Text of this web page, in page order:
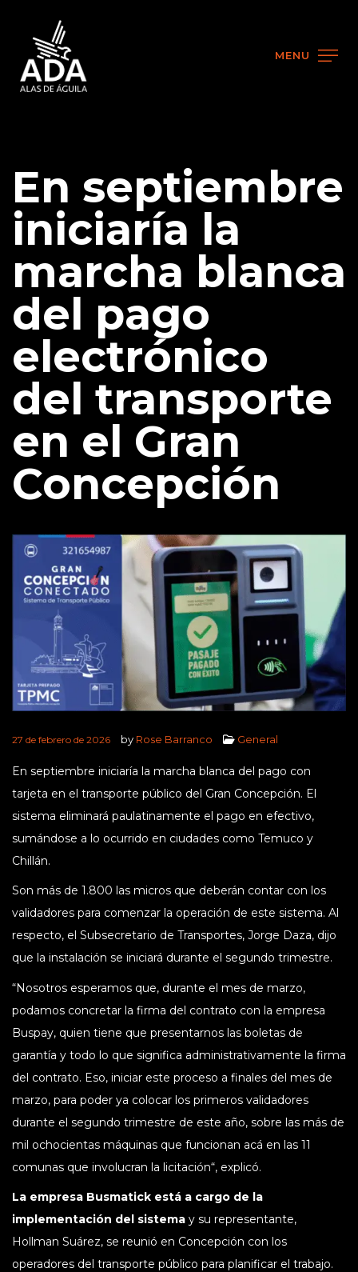
MENU
En septiembre
iniciaría la
marcha blanca
del pago
electrónico
del transporte
en el Gran
Concepción
27 de febrero de 2026 by Rose Barranco General
En septiembre iniciaría la marcha blanca del pago con
tarjeta en el transporte público del Gran Concepción. El
sistema eliminará paulatinamente el pago en efectivo,
sumándose a lo ocurrido en ciudades como Temuco y
Chillán.
Son más de 1.800 las micros que deberán contar con los
validadores para comenzar la operación de este sistema. Al
respecto, el Subsecretario de Transportes, Jorge Daza, dijo
que la instalación se iniciará durante el segundo trimestre.
“Nosotros esperamos que, durante el mes de marzo,
podamos concretar la firma del contrato con la empresa
Buspay, quien tiene que presentarnos las boletas de
garantía y todo lo que significa administrativamente la firma
del contrato. Eso, iniciar este proceso a finales del mes de
marzo, para poder ya colocar los primeros validadores
durante el segundo trimestre de este año, sobre las más de
mil ochocientas máquinas que funcionan acá en las 11
comunas que involucran la licitación“, explicó.
La empresa Busmatick está a cargo de la
implementación del sistema y su representante,
Hollman Suárez, se reunió en Concepción con los
operadores del transporte público para planificar el trabajo.